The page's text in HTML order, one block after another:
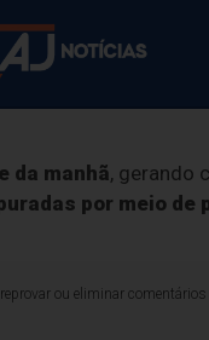
Arteris Litoral
da manhã, gerando
por meio de
ou eliminar